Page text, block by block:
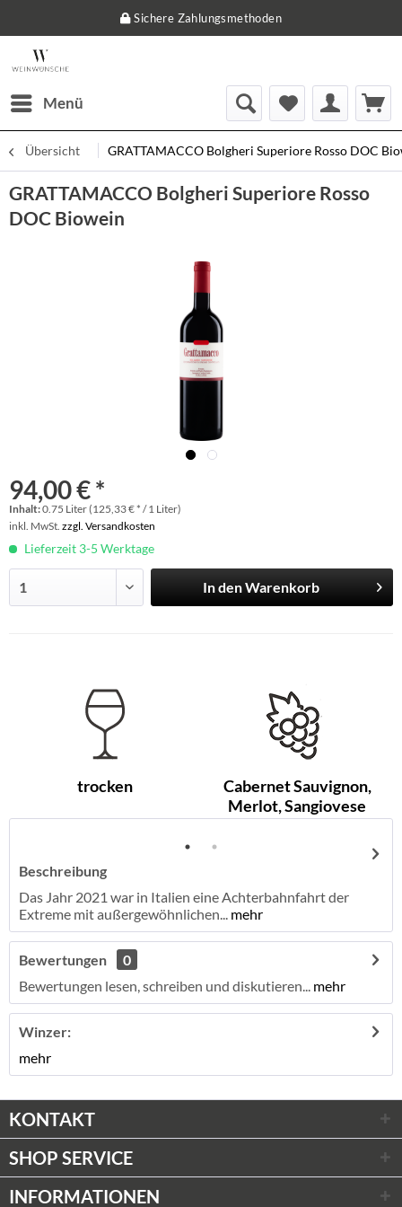
Sichere Zahlungsmethoden
Menü
Übersicht GRATTAMACCO Bolgheri Superiore Rosso DOC
GRATTAMACCO Bolgheri Superiore Rosso
DOC Biowein
94,00 € *
Inhalt:0.75 Liter (125,33 € * / 1 Liter)
inkl. MwSt. zzgl. Versandkosten
Lieferzeit 3-5 Werktage
In denWarenkorb
trocken
Cabernet Sauvignon,
Merlot, Sangiovese
Beschreibung
Das Jahr 2021 war in Italien eine Achterbahnfahrt der
Extreme mit außergewöhnlichen... mehr
Bewertungen
0
Bewertungen lesen, schreiben und diskutieren... mehr
Winzer:
mehr
KONTAKT
SHOP SERVICE
INFORMATIONEN